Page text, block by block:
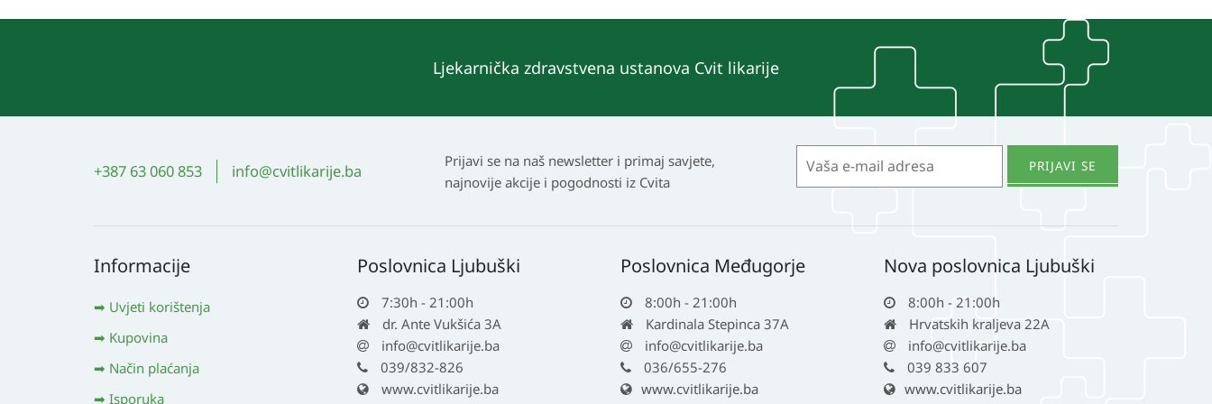
Ljekarnička zdravstvena ustanova Cvit likarije
+387 63 060 853 info@cvitlikarije.ba
Prijavi se na naš newsletter i primaj savjete,
najnovije akcije i pogodnosti iz Cvita
Informacije
Uvjeti korištenja
Kupovina
Način plaćanja
Isporuka
Poslovnica Ljubuški
7:30h - 21:00h
dr. Ante Vukšića 3A
info@cvitlikarije.ba
039/832-826
www.cvitlikarije.ba
Poslovnica Međugorje
8:00h - 21:00h
Kardinala Stepinca 37A
info@cvitlikarije.ba
036/655-276
www.cvitlikarije.ba
Nova poslovnica Ljubuški
8:00h - 21:00h
Hrvatskih kraljeva 22A
info@cvitlikarije.ba
039 833 607
www.cvitlikarije.ba